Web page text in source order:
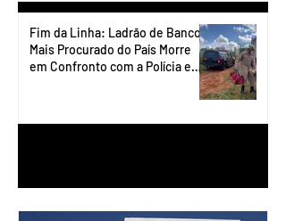
Fim da Linha: Ladrão de Banco
Mais Procurado do País Morre
em Confronto com a Polícia em